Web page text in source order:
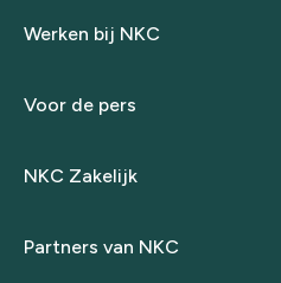
Werken bij NKC
Voor de pers
NKC Zakelijk
Partners van NKC